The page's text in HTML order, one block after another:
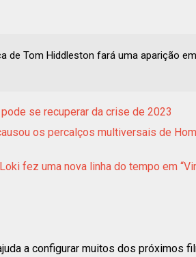
de Tom Hiddleston fará uma aparição
se recuperar da crise de 2023
os percalços multiversais de
fez uma nova linha do tempo em
a configurar muitos dos próximos